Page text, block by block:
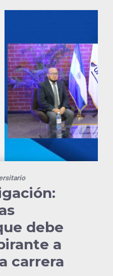
debe
a
carrera